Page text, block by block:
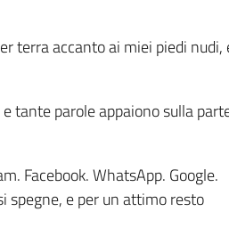
terra accanto ai miei piedi nudi,
tante parole appaiono sulla
Facebook. WhatsApp. Google.
spegne, e per un attimo resto